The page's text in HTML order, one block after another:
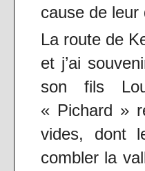
cause de leur
La route de
et j’ai
son fils
« Pichard »
vides, dont
combler la